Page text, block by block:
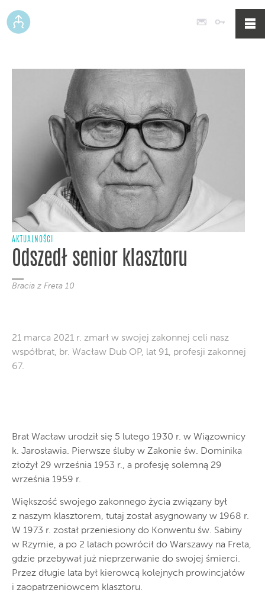
Poczta
AKTUALNOŚCI
Odszedł senior klasztoru
Bracia z Freta 10
21 marca 2021 r. zmarł w swojej zakonnej celi nasz
współbrat, br. Wacław Dub OP, lat 91, profesji zakonnej
67.
Brat Wacław urodził się 5 lutego 1930 r. w Wiązownicy
k. Jarosławia. Pierwsze śluby w Zakonie św. Dominika
złożył 29 września 1953 r., a profesję solemną 29
września 1959 r.
Większość swojego zakonnego życia związany był
z naszym klasztorem, tutaj został asygnowany w 1968 r.
W 1973 r. został przeniesiony do Konwentu św. Sabiny
w Rzymie, a po 2 latach powrócił do Warszawy na Freta,
gdzie przebywał już nieprzerwanie do swojej śmierci.
Przez długie lata był kierowcą kolejnych prowincjałów
i zaopatrzeniowcem klasztoru.